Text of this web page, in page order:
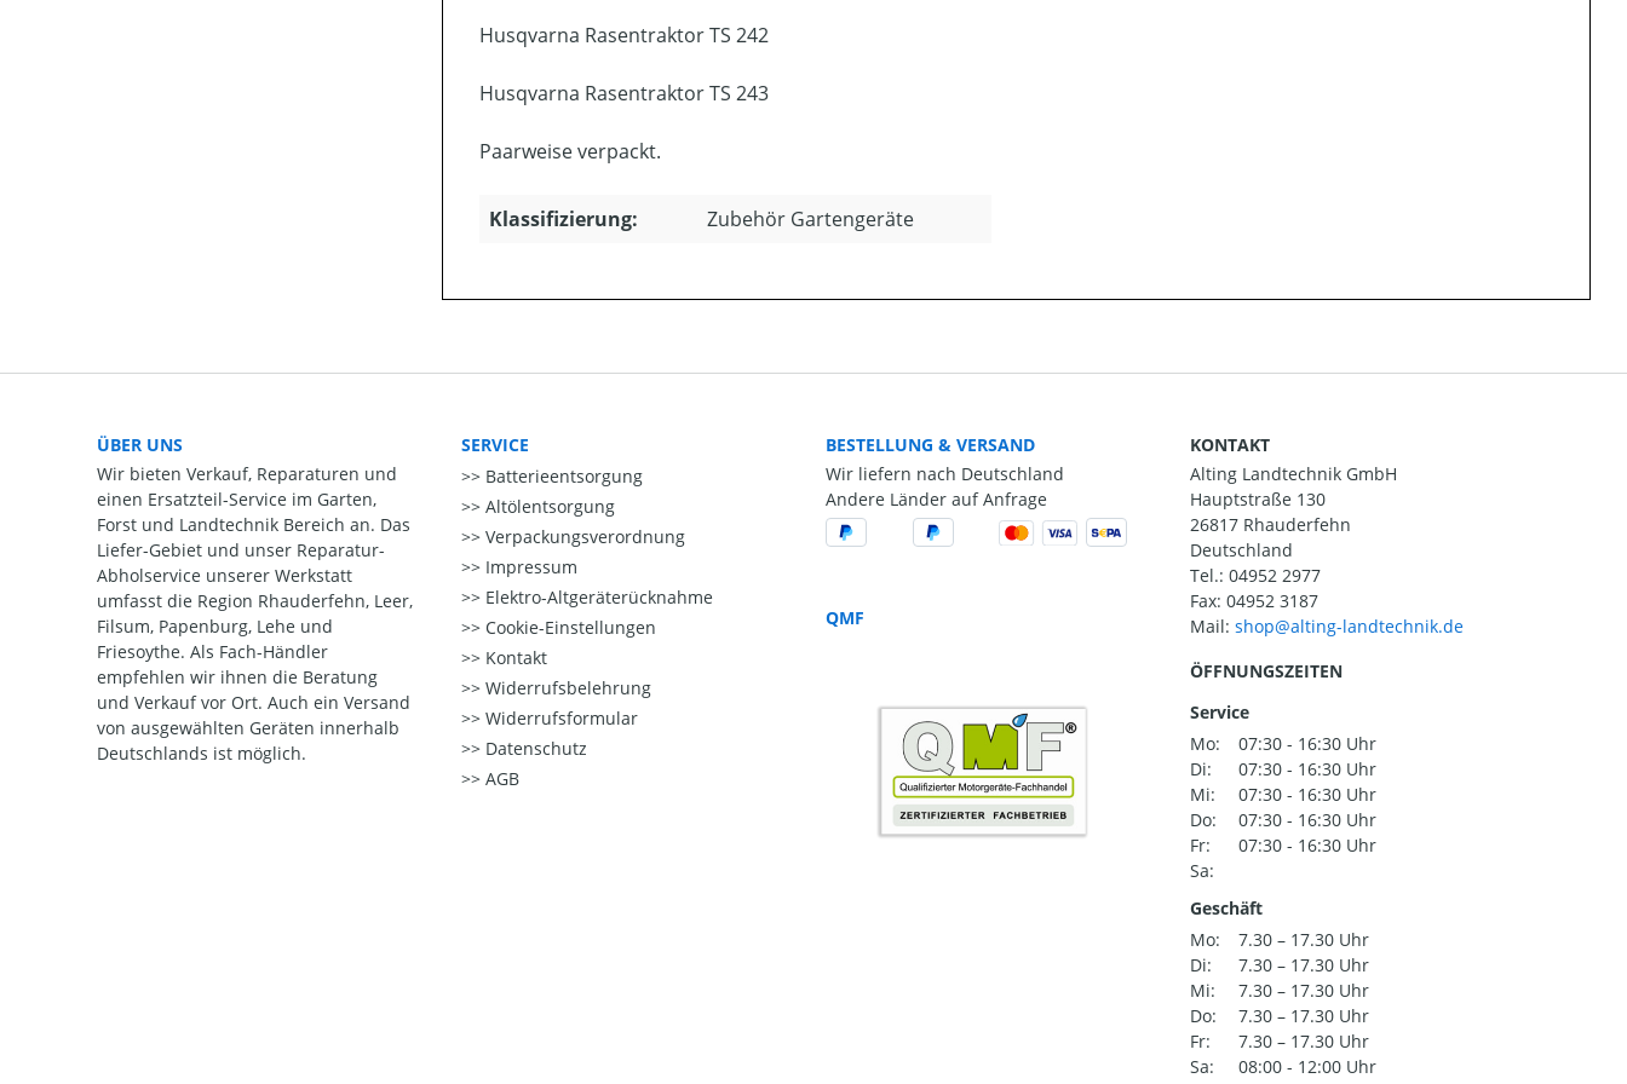
Husqvarna Rasentraktor TS 242
Husqvarna Rasentraktor TS 243
Paarweise verpackt.
Klassifizierung: Zubehör Gartengeräte
ÜBER UNS
Wir bieten Verkauf, Reparaturen und
einen Ersatzteil-Service im Garten,
Forst und Landtechnik Bereich an. Das
Liefer-Gebiet und unser Reparatur-
Abholservice unserer Werkstatt
umfasst die Region Rhauderfehn, Leer,
Filsum, Papenburg, Lehe und
Friesoythe. Als Fach-Händler
empfehlen wir ihnen die Beratung
und Verkauf vor Ort. Auch ein Versand
von ausgewählten Geräten innerhalb
Deutschlands ist möglich.
SERVICE
Batterieentsorgung
Altölentsorgung
Verpackungsverordnung
Impressum
Elektro-Altgeräterücknahme
Cookie-Einstellungen
Kontakt
Widerrufsbelehrung
Widerrufsformular
Datenschutz
AGB
BESTELLUNG & VERSAND
Wir liefern nach Deutschland
Andere Länder auf Anfrage
QMF
KONTAKT
Alting Landtechnik GmbH
Hauptstraße 130
26817 Rhauderfehn
Deutschland
Tel.: 04952 2977
Fax: 04952 3187
Mail:
ÖFFNUNGSZEITEN
Service
Mo:
07:30 - 16:30 Uhr
Di:
07:30 - 16:30 Uhr
Mi:
07:30 - 16:30 Uhr
Do:
07:30 - 16:30 Uhr
Fr:
07:30 - 16:30 Uhr
Sa:
Geschäft
Mo:
7.30 – 17.30 Uhr
Di:
7.30 – 17.30 Uhr
Mi:
7.30 – 17.30 Uhr
Do:
7.30 – 17.30 Uhr
Fr:
7.30 – 17.30 Uhr
Sa:
08:00 - 12:00 Uhr